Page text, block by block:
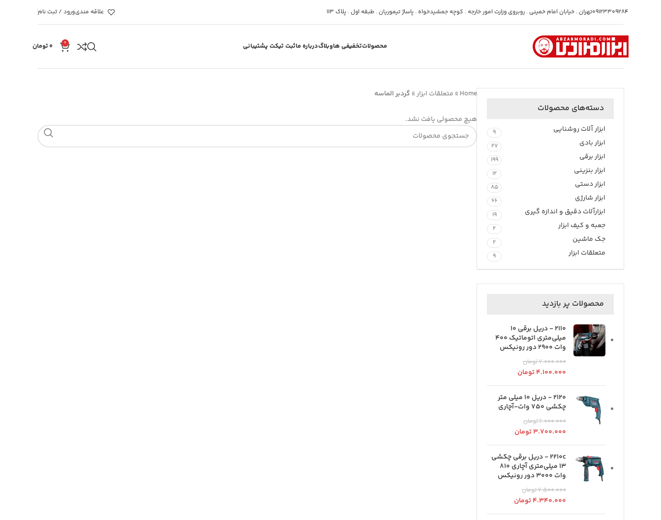
09123309284تهران . خیابان امام خمینی . روبروی وزارت امور خارجه . کوچه جمشیدخواه . پاساژ تیموریان . طبقه اول . پلاک 113 علاقه مندیورود / ثبت نام
محصولاتتخفیفی هاوبلاگدرباره ماثبت تیکت پشتیبانی 0 ۰ تومان
دسته‌های محصولات
ابزار آلات روشنایی 9
ابزار بادی 27
ابزار برقی 199
ابزار بنزینی 12
ابزار دستی 85
ابزار شارژی 66
ابزارآلات دقیق و اندازه گیری 19
جعبه و کیف ابزار 2
جک ماشین 2
متعلقات ابزار 9
محصولات پر بازدید
2110 - دریل برقی 10
میلی‌متری اتوماتیک 400
وات 2900 دور رونیکس
۷.۰۰۰.۰۰۰تومان
۴.۱۰۰.۰۰۰تومان
2120 - دریل 10 میلی متر
چکشی 750 وات-آچاری
۶.۰۰۰.۰۰۰تومان
۳.۷۰۰.۰۰۰تومان
2210c - دریل برقی چکشی
13 میلی‌متری آچاری 810
وات 3000 دور رونیکس
۷.۵۰۰.۰۰۰تومان
۴.۳۴۰.۰۰۰تومان
Home
» متعلقات ابزار» گردبر الماسه
هیچ محصولی یافت نشد.